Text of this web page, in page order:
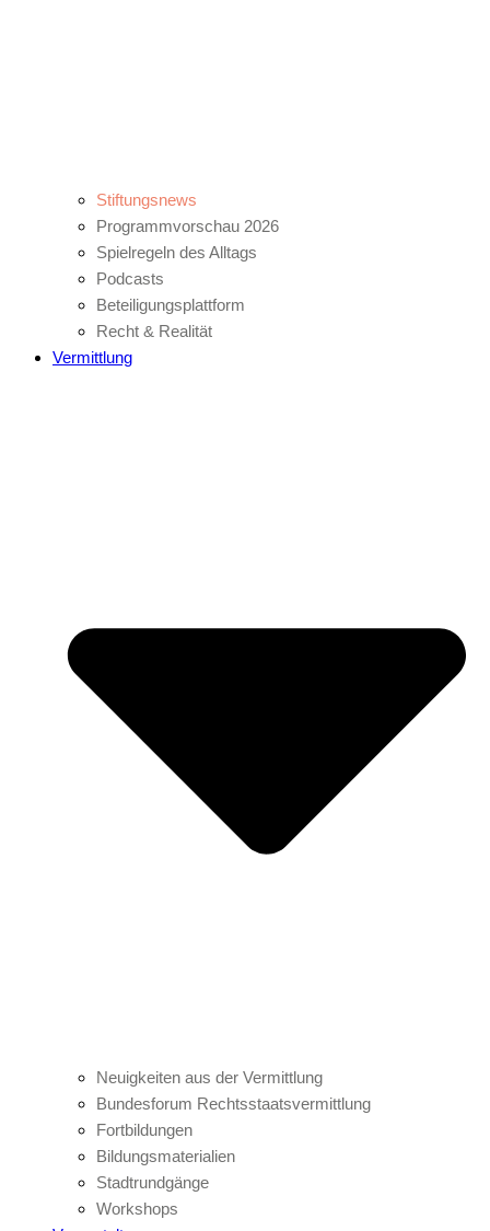
Stiftungsnews
Programmvorschau 2026
Spielregeln des Alltags
Podcasts
Beteiligungsplattform
Recht & Realität
Vermittlung
Neuigkeiten aus der Vermittlung
Bundesforum Rechtsstaatsvermittlung
Fortbildungen
Bildungsmaterialien
Stadtrundgänge
Workshops